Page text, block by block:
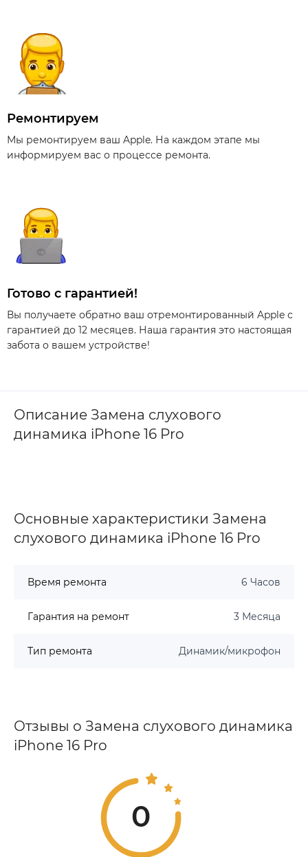
Ремонтируем
Мы ремонтируем ваш Apple. На каждом этапе мы
информируем вас о процессе ремонта.
Готово с гарантией!
Вы получаете обратно ваш отремонтированный Apple с
гарантией до 12 месяцев. Наша гарантия это настоящая
забота о вашем устройстве!
Описание Замена слухового
динамика iPhone 16 Pro
Основные характеристики Замена
слухового динамика iPhone 16 Pro
Время ремонта 6 Часов
Гарантия на ремонт 3 Месяца
Тип ремонта Динамик/микрофон
Отзывы о Замена слухового динамика
iPhone 16 Pro
0